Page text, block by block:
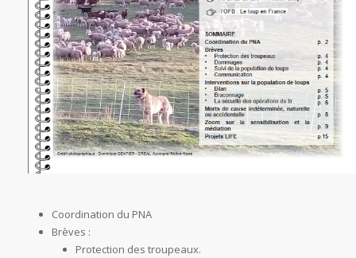
Coordination du PNA
Brèves :
Protection des troupeaux.